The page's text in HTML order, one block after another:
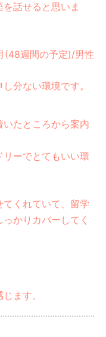
話せると思いま
(48週間の予定)/男性
分ない環境です。
いたところから案内
リーでとてもいい環
てくれていて、留学
かりカバーしてく
ます。